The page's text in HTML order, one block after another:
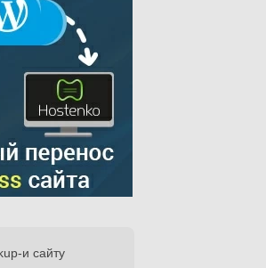
"GooglePlusOne"
и сайту